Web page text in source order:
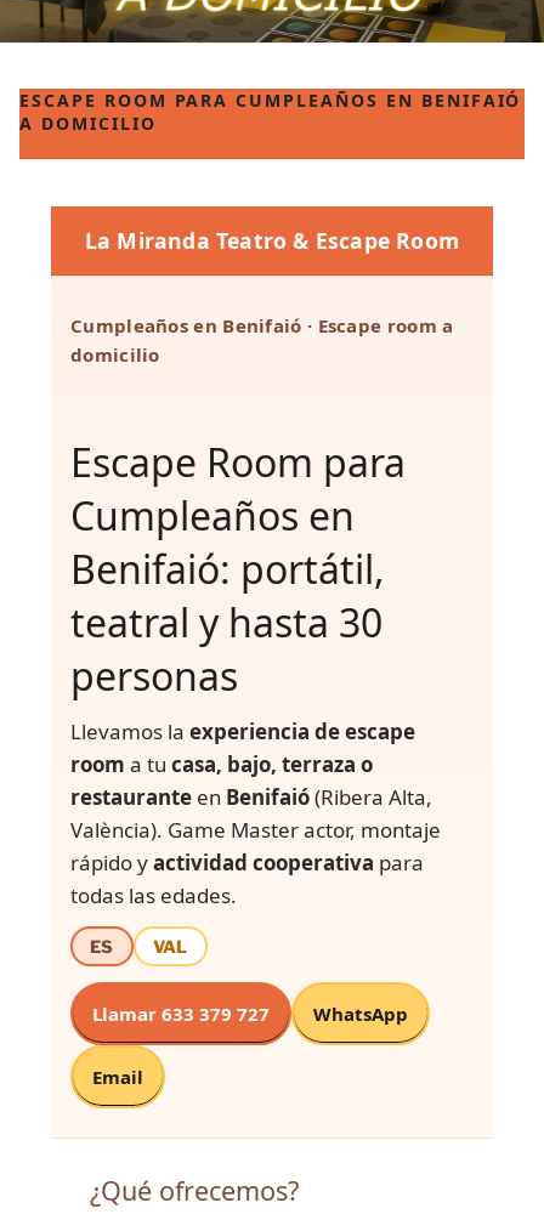
ESCAPE ROOM PARA CUMPLEAÑOS EN BENIFAIÓ
A DOMICILIO
La Miranda Teatro & Escape Room
Cumpleaños en Benifaió · Escape room a
domicilio
Escape Room para
Cumpleaños en
Benifaió: portátil,
teatral y hasta 30
personas
Llevamos la experiencia de escape
room a tu casa, bajo, terraza o
restaurante en Benifaió(Ribera Alta,
València). Game Master actor, montaje
rápido yactividad cooperativa para
todas las edades.
ES VAL
Llamar 633 379 727 WhatsApp
Email
¿Qué ofrecemos?